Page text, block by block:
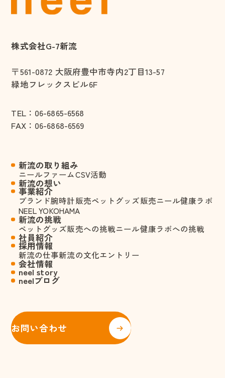
株式会社G-7新流
〒561-0872 大阪府豊中市寺内2丁目13-57
緑地フレックスビル6F
TEL： 06-6865-6568
FAX：06-6868-6569
新流の取り組み
ニールファームCSV活動
新流の想い
事業紹介
ブランド腕時計販売ペットグッズ販売ニール健康ラボ
NEEL YOKOHAMA
新流の挑戦
ペットグッズ販売への挑戦ニール健康ラボへの挑戦
社員紹介
採用情報
新流の仕事新流の文化エントリー
会社情報
neel story
neelブログ
お問い合わせ